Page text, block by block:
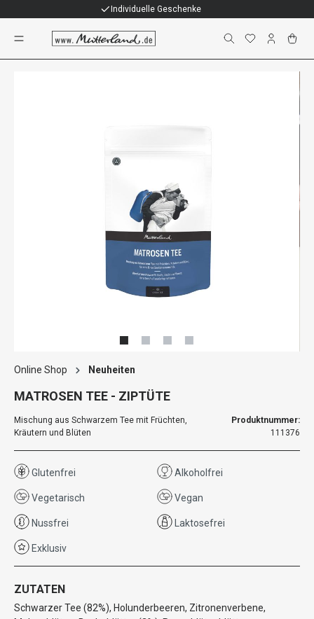
Individuelle Geschenke
Online Shop Neuheiten
MATROSEN TEE - ZIPTÜTE
Mischung aus Schwarzem Tee mit Früchten,
Kräutern und Blüten
Produktnummer:
111376
Glutenfrei Alkoholfrei
Vegetarisch Vegan
Nussfrei Laktosefrei
Exklusiv
ZUTATEN
Schwarzer Tee (82%), Holunderbeeren, Zitronenverbene,